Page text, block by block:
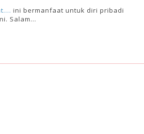
ini bermanfaat untuk diri pribadi
Salam...